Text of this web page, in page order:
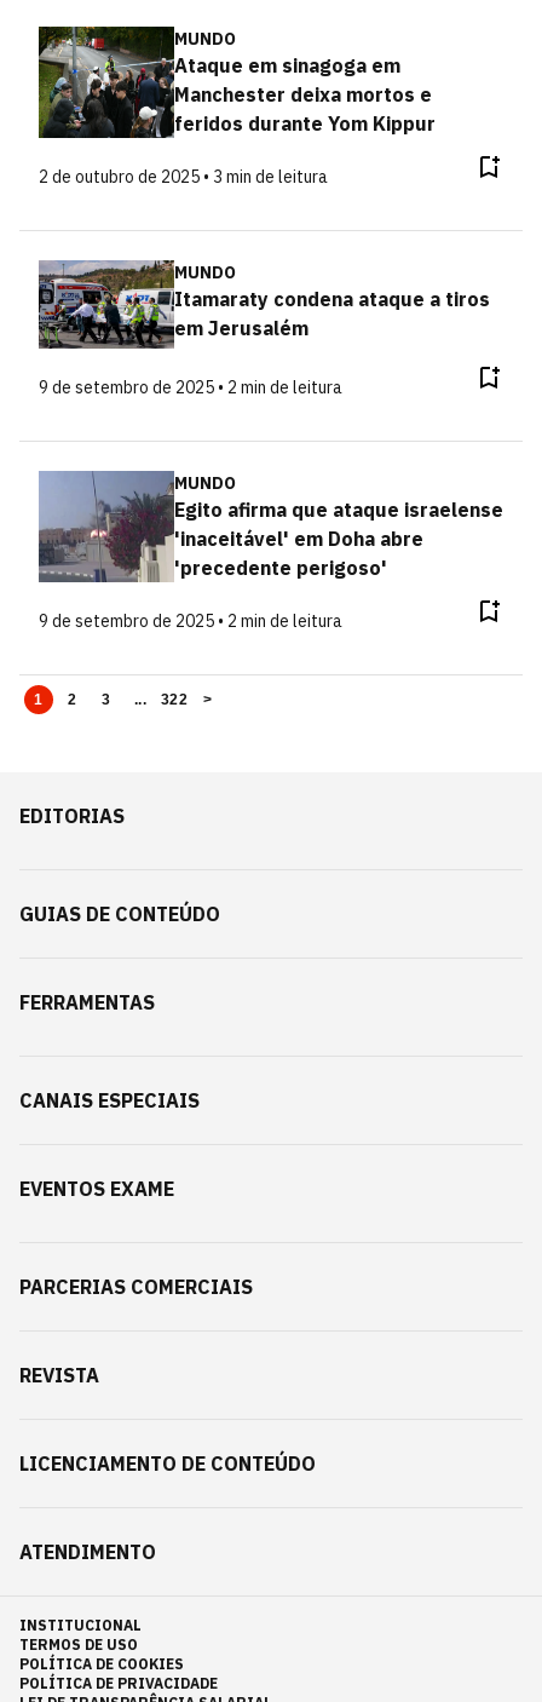
MUNDO
Ataque em sinagoga em
Manchester deixa mortos e
feridos durante Yom Kippur
2 de outubro de 2025 • 3 min de leitura
MUNDO
Itamaraty condena ataque a tiros
em Jerusalém
9 de setembro de 2025 • 2 min de leitura
MUNDO
Egito afirma que ataque israelense
'inaceitável' em Doha abre
'precedente perigoso'
9 de setembro de 2025 • 2 min de leitura
1 2 3 ... 322 >
EDITORIAS
GUIAS DE CONTEÚDO
FERRAMENTAS
CANAIS ESPECIAIS
EVENTOS EXAME
PARCERIAS COMERCIAIS
REVISTA
LICENCIAMENTO DE CONTEÚDO
ATENDIMENTO
INSTITUCIONAL
TERMOS DE USO
POLÍTICA DE COOKIES
POLÍTICA DE PRIVACIDADE